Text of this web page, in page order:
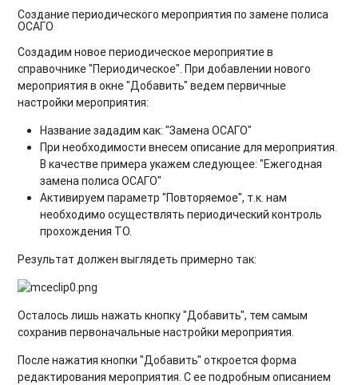
Создание периодического мероприятия по замене полиса
ОСАГО
Создадим новое периодическое мероприятие в
справочнике "Периодическое". При добавлении нового
мероприятия в окне "Добавить" ведем первичные
настройки мероприятия:
Название зададим как: "Замена ОСАГО"
При необходимости внесем описание для мероприятия.
В качестве примера укажем следующее: "Ежегодная
замена полиса ОСАГО"
Активируем параметр "Повторяемое", т.к. нам
необходимо осуществлять периодический контроль
прохождения ТО.
Результат должен выглядеть примерно так:
Осталось лишь нажать кнопку "Добавить", тем самым
сохранив первоначальные настройки мероприятия.
После нажатия кнопки "Добавить" откроется форма
редактирования мероприятия. С ее подробным описанием